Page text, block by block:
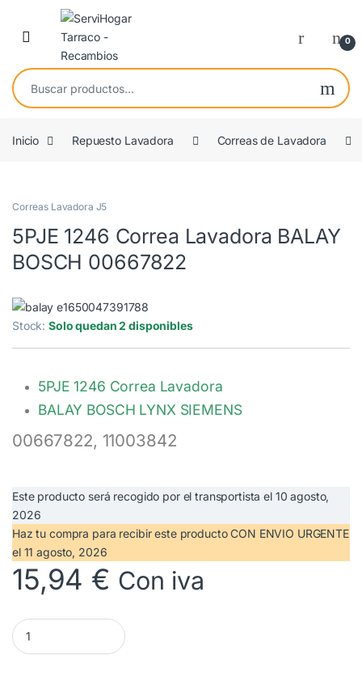
Saltar a navegación
saltar al contenido
Open 0
Buscar por:
Inicio Repuesto Lavadora Correas de Lavadora
Correas Lavadora J5
5PJE 1246 Correa Lavadora BALAY
BOSCH 00667822
Stock:Solo quedan 2 disponibles
5PJE 1246 Correa Lavadora
BALAY BOSCH LYNX SIEMENS
00667822, 11003842
Este producto será recogido por el transportista el 10 agosto,
2026
Haz tu compra para recibir este producto CON ENVIO URGENTE
el 11 agosto, 2026
15,94 € Con iva
5PJE 1246 Correa Lavadora BALAY BOSCH 00667822 cantidad